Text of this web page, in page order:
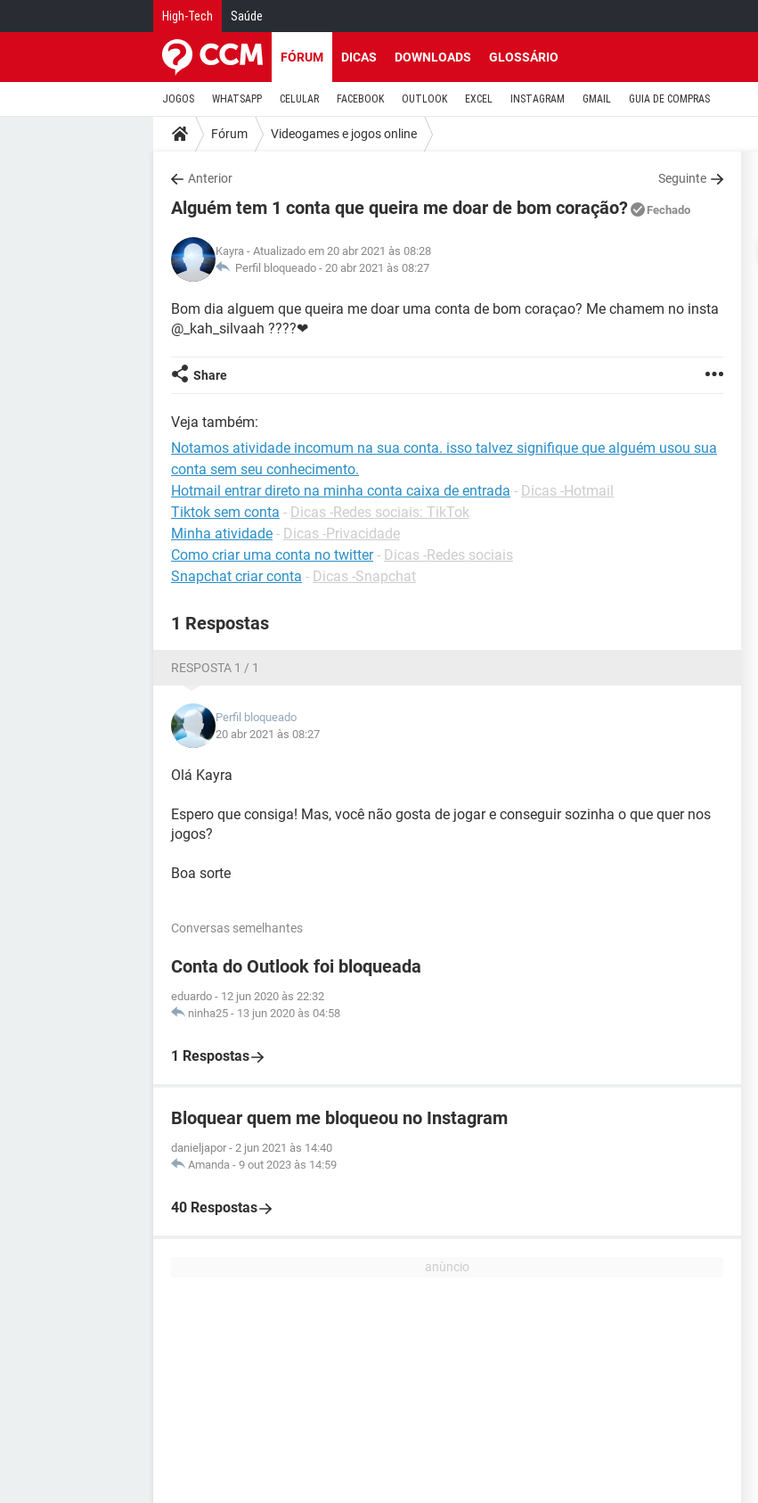
High-Tech Saúde
FÓRUM DICAS DOWNLOADS GLOSSÁRIO
JOGOS WHATSAPP CELULAR FACEBOOK OUTLOOK EXCEL INSTAGRAM GMAIL GUIA DE COMPRAS
Fórum Videogames e jogos online
Anterior Seguinte
Alguém tem 1 conta que queira me doar de bom coração? Fechado
Kayra - Atualizado em 20 abr 2021 às 08:28
Perfil bloqueado - 20 abr 2021 às 08:27
Bom dia alguem que queira me doar uma conta de bom coraçao? Me chamem no insta
@_kah_silvaah ????❤
Share
Veja também:
Notamos atividade incomum na sua conta. isso talvez signifique que alguém usou sua
conta sem seu conhecimento.
Hotmail entrar direto na minha conta caixa de entrada - Dicas -Hotmail
Tiktok sem conta - Dicas -Redes sociais: TikTok
Minha atividade - Dicas -Privacidade
Como criar uma conta no twitter - Dicas -Redes sociais
Snapchat criar conta - Dicas -Snapchat
1 Respostas
RESPOSTA 1 / 1
Perfil bloqueado
20 abr 2021 às 08:27
Olá Kayra
Espero que consiga! Mas, você não gosta de jogar e conseguir sozinha o que quer nos
jogos?
Boa sorte
Conversas semelhantes
Conta do Outlook foi bloqueada
eduardo - 12 jun 2020 às 22:32
ninha25 - 13 jun 2020 às 04:58
1 Respostas
Bloquear quem me bloqueou no Instagram
danieljapor - 2 jun 2021 às 14:40
Amanda - 9 out 2023 às 14:59
40 Respostas